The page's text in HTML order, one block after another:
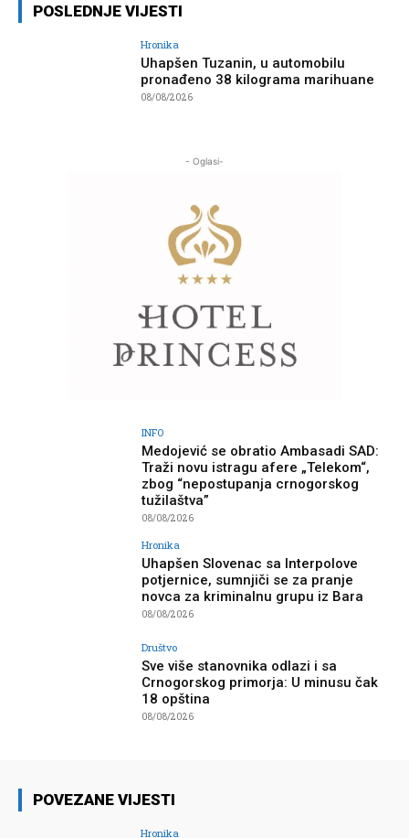
POSLEDNJE VIJESTI
Hronika
Uhapšen Tuzanin, u automobilu
pronađeno 38 kilograma marihuane
08/08/2026
- Oglasi-
INFO
Medojević se obratio Ambasadi SAD:
Traži novu istragu afere „Telekom“,
zbog “nepostupanja crnogorskog
tužilaštva”
08/08/2026
Hronika
Uhapšen Slovenac sa Interpolove
potjernice, sumnjiči se za pranje
novca za kriminalnu grupu iz Bara
08/08/2026
Društvo
Sve više stanovnika odlazi i sa
Crnogorskog primorja: U minusu čak
18 opština
08/08/2026
POVEZANE VIJESTI
Hronika